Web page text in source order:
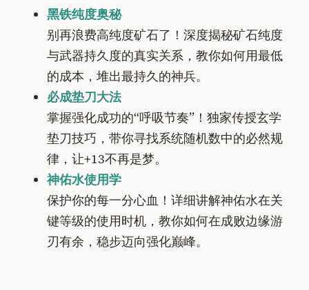
黑铁纯度奥秘
别再浪费高纯度矿石了！深度揭秘矿石纯度
与武器持久度的真实关系，教你如何用最低
的成本，堆出最持久的神兵。
必成垫刀大法
掌握强化成功的“呼吸节奏”！独家传授玄学
垫刀技巧，带你寻找系统随机数中的必然规
律，让+13不再是梦。
神佑水使用学
保护你的每一分心血！详细讲解神佑水在关
键等级的使用时机，教你如何在成败边缘游
刃有余，稳步迈向强化巅峰。